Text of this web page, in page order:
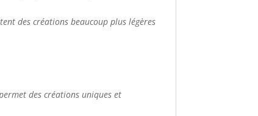
des créations beaucoup plus légères
des créations uniques et